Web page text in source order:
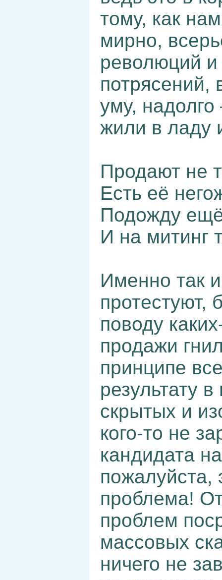
тому, как
мирно,
революций
потрясений,
уму,
жили в ладу
Продают не
Есть её
Подожду
И на митинг
Именно так
протестуют,
поводу
продажи
принципе
результату
скрытых и
кого-то не
кандидата
пожалуйста,
проблема!
проблем
массовых
ничего не